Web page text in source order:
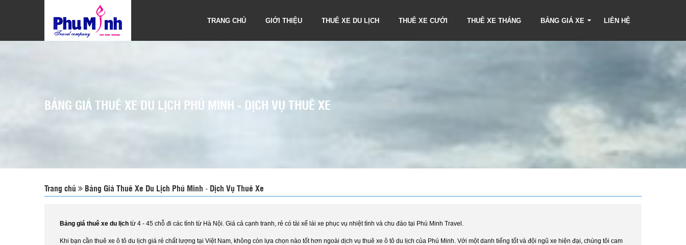
TRANG CHỦ GIỚI THIỆU THUÊ XE DU LỊCH THUÊ XE CƯỚI THUÊ XE THÁNG BẢNG GIÁ XE LIÊN HỆ
BẢNG GIÁ THUÊ XE DU LỊCH PHÚ MINH - DỊCH VỤ THUÊ XE
Trang chủ Bảng Giá Thuê Xe Du Lịch Phú Minh - Dịch Vụ Thuê Xe
Bảng giá thuê xe du lịch từ 4 - 45 chỗ đi các tỉnh từ Hà Nội. Giá cả cạnh tranh, rẻ có tài xế lái xe phục vụ nhiệt tình và chu đáo tại Phú Minh Travel.
Khi bạn cần thuê xe ô tô du lịch giá rẻ chất lượng tại Việt Nam, không còn lựa chọn nào tốt hơn ngoài dịch vụ thuê xe ô tô du lịch của Phú Minh. Với một danh tiếng tốt và đội ngũ xe hiện đại, chúng tôi cam